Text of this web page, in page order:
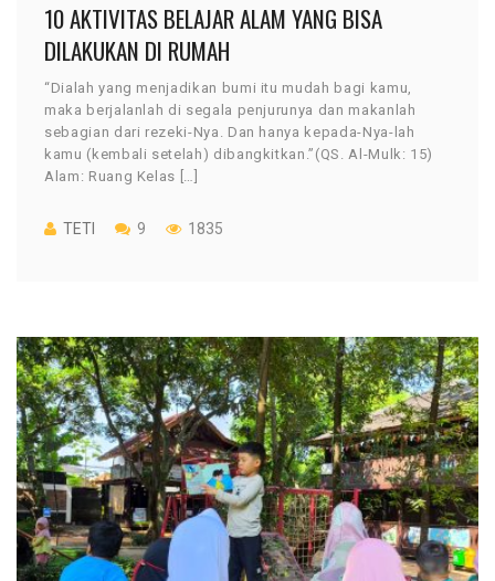
10 AKTIVITAS BELAJAR ALAM YANG BISA
DILAKUKAN DI RUMAH
“Dialah yang menjadikan bumi itu mudah bagi kamu,
maka berjalanlah di segala penjurunya dan makanlah
sebagian dari rezeki-Nya. Dan hanya kepada-Nya-lah
kamu (kembali setelah) dibangkitkan.”(QS. Al-Mulk: 15)
Alam: Ruang Kelas […]
TETI 9 1835